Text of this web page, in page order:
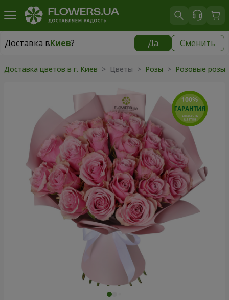
Доставка вКиев? Да Сменить
Доставка вКиев
Доставка цветов в г. Киев > Цветы > Розы > Розовые розы